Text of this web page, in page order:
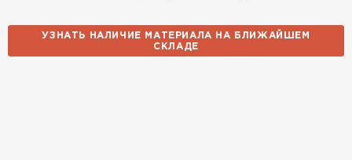
УЗНАТЬ НАЛИЧИЕ МАТЕРИАЛА НА БЛИЖАЙШЕМ
СКЛАДЕ